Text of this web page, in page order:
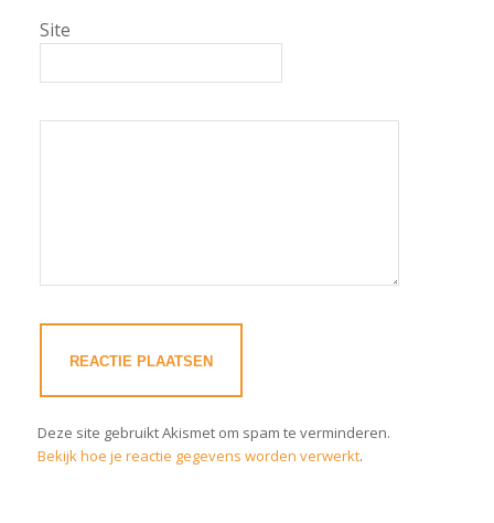
Site
Deze site gebruikt Akismet om spam te verminderen.
Bekijk hoe je reactie gegevens worden verwerkt.